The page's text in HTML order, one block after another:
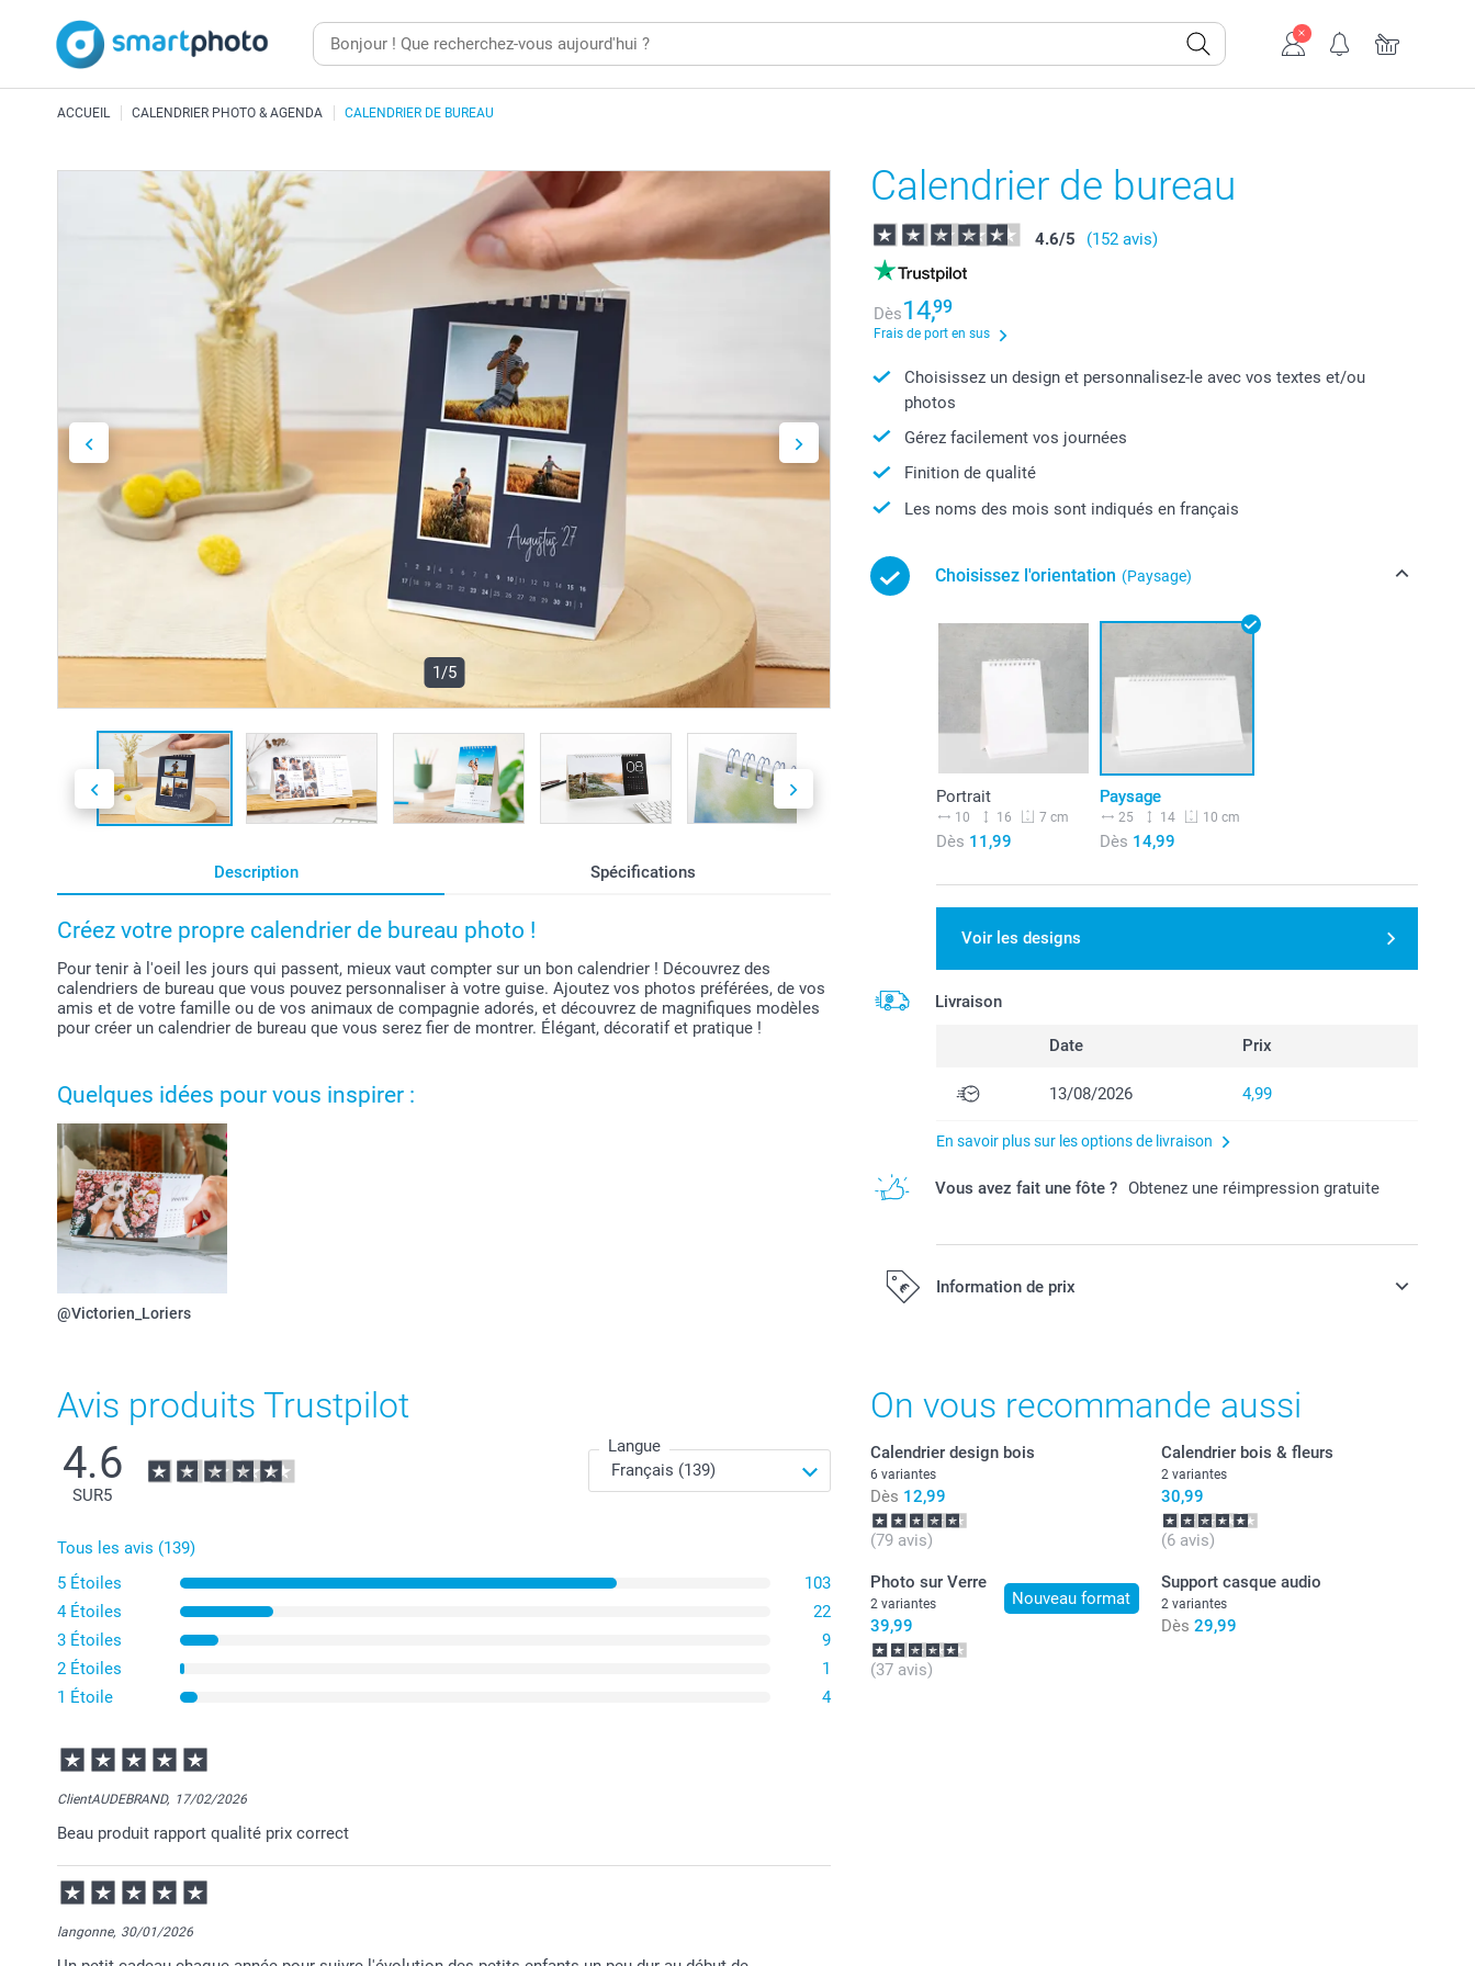
ACCUEIL CALENDRIER PHOTO & AGENDA CALENDRIER DE BUREAU
1/5
Description Spécifications
Créez votre propre calendrier de bureau photo !
Pour tenir à l'oeil les jours qui passent, mieux vaut compter sur un bon calendrier ! Découvrez des
calendriers de bureau que vous pouvez personnaliser à votre guise. Ajoutez vos photos préférées, de vos
amis et de votre famille ou de vos animaux de compagnie adorés, et découvrez de magnifiques modèles
pour créer un calendrier de bureau que vous serez fier de montrer. Élégant, décoratif et pratique !
Quelques idées pour vous inspirer :
@Victorien_Loriers
Calendrier de bureau
4.6/5 (152 avis)
Dès14,99
Frais de port en sus
Choisissez un design et personnalisez-le avec vos textes et/ou
photos
Gérez facilement vos journées
Finition de qualité
Les noms des mois sont indiqués en français
Choisissez l'orientation (Paysage)
Portrait
10 16 7 cm
Dès 11,99
Paysage
25 14 10 cm
Dès 14,99
Voir les designs
Livraison
Date Prix
13/08/2026 4,99
En savoir plus sur les options de livraison
Vous avez fait une fôte ? Obtenez une réimpression gratuite
Information de prix
Avis produits Trustpilot
4.6
SUR5
Langue
Tous les avis (139)
5 Étoiles
103
4 Étoiles
22
3 Étoiles
9
2 Étoiles
1
1 Étoile
4
ClientAUDEBRAND, 17/02/2026
Beau produit rapport qualité prix correct
langonne, 30/01/2026
On vous recommande aussi
Calendrier design bois
6 variantes
Dès 12,99
(79 avis)
Calendrier bois & fleurs
2 variantes
30,99
(6 avis)
Nouveau format
Photo sur Verre
2 variantes
39,99
(37 avis)
Support casque audio
2 variantes
Dès 29,99